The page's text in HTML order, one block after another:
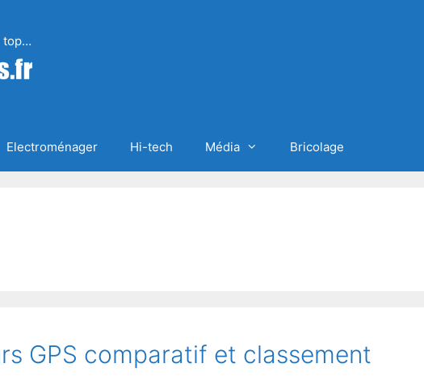
top…
Electroménager Hi-tech Média Bricolage
GPS comparatif et classement